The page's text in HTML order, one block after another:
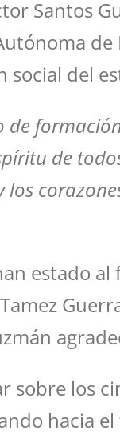
Santos
del
de
de
estado al
sobre los
hacia